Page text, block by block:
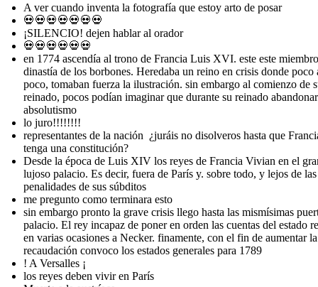
A ver cuando inventa la fotografía que estoy arto de posar
💀💀💀💀💀💀💀
¡SILENCIO! dejen hablar al orador
💀💀💀💀💀💀
en 1774 ascendía al trono de Francia Luis XVI. este este
dinastía de los borbones. Heredaba un reino en crisis donde poco
poco, tomaban fuerza la ilustración. sin embargo al comienzo de
reinado, pocos podían imaginar que durante su reinado
absolutismo
lo juro!!!!!!!!
representantes de la nación ¿juráis no disolveros hasta que
tenga una constitución?
Desde la época de Luis XIV los reyes de Francia Vivian en el
lujoso palacio. Es decir, fuera de París y. sobre todo, y lejos de las
penalidades de sus súbditos
me pregunto como terminara esto
sin embargo pronto la grave crisis llego hasta las mismísimas
palacio. El rey incapaz de poner en orden las cuentas del estado
en varias ocasiones a Necker. finamente, con el fin de aumentar la
recaudación convoco los estados generales para 1789
! A Versalles ¡
los reyes deben vivir en París